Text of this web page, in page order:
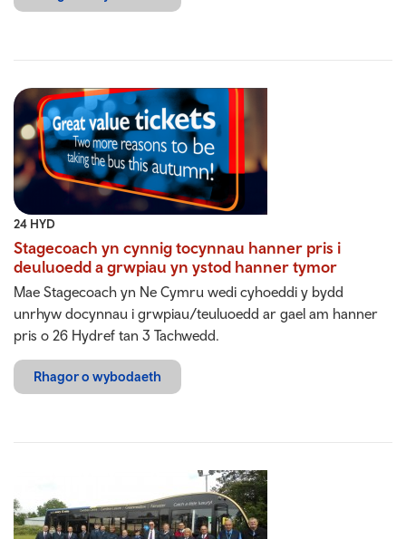
24 HYD
Stagecoach yn cynnig tocynnau hanner pris i
deuluoedd a grwpiau yn ystod hanner tymor
Mae Stagecoach yn Ne Cymru wedi cyhoeddi y bydd
unrhyw docynnau i grwpiau/teuluoedd ar gael am hanner
pris o 26 Hydref tan 3 Tachwedd.
Rhagor o wybodaeth